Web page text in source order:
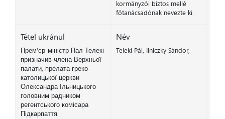
kormányzói biztos mellé
főtanácsadónak nevezte ki.
Tétel ukránul
Прем’єр-міністр Пал Телекі
призначив члена Верхньої
палати, прелата греко-
католицької церкви
Олександра Ільницького
головним радником
регентського комісара
Підкарпаття.
Név
Teleki Pál, Ilniczky Sándor,